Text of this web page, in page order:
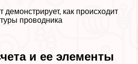
демонстрирует, как происходит
проводника
и ее элементы